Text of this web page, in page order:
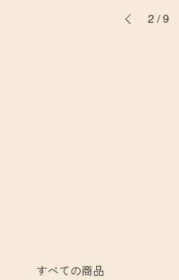
すべての商品
2 / 9